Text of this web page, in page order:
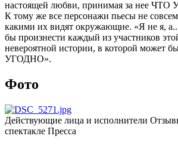
настоящей любви, принимая за нее
К тому же все персонажи пьесы не совсем
какими их видят окружающие. «Я не я,
бы произнести каждый из участников
невероятной истории, в которой может
УГОДНО».
Фото
Действующие лица и исполнители
спектакле Пресса